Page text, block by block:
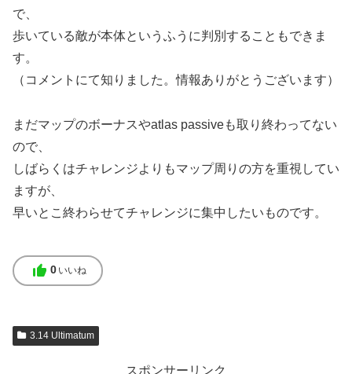
で、
歩いている敵が本体というふうに判別することもできま
す。
（コメントにて知りました。情報ありがとうございます）
まだマップのボーナスやatlas passiveも取り終わってない
ので、
しばらくはチャレンジよりもマップ周りの方を重視してい
ますが、
早いとこ終わらせてチャレンジに集中したいものです。
thumb_up 0 いいね
3.14 Ultimatum
スポンサーリンク